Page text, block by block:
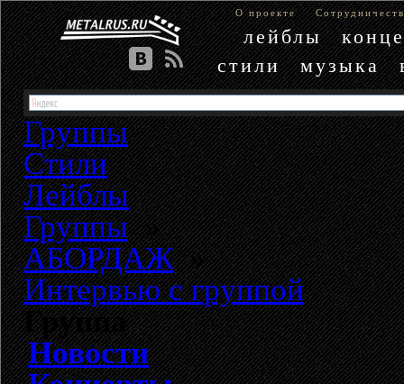
О проекте
лейблы
стили
музыка
Группы
Стили
Лейблы
Группы»
АБОРДАЖ»
Интервью с группой
Группа
Новости